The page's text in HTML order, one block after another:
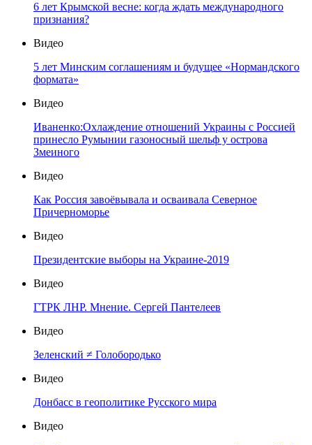
6 лет Крымской весне: когда ждать международного
признания?
Видео
5 лет Минским соглашениям и будущее «Нормандского
формата»
Видео
Иваненко:Охлаждение отношений Украины с Россией
принесло Румынии газоносный шельф у острова
Змеиного
Видео
Как Россия завоёвывала и осваивала Северное
Причерноморье
Видео
Президентские выборы на Украине-2019
Видео
ГТРК ЛНР. Мнение. Сергей Пантелеев
Видео
Зеленский ≠ Голобородько
Видео
Донбасс в геополитике Русского мира
Видео